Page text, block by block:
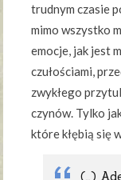
trudnym czasie
mimo wszystko
emocje, jak jest
czułościami,
zwykłego
czynów. Tylko
które kłębią się
(…)